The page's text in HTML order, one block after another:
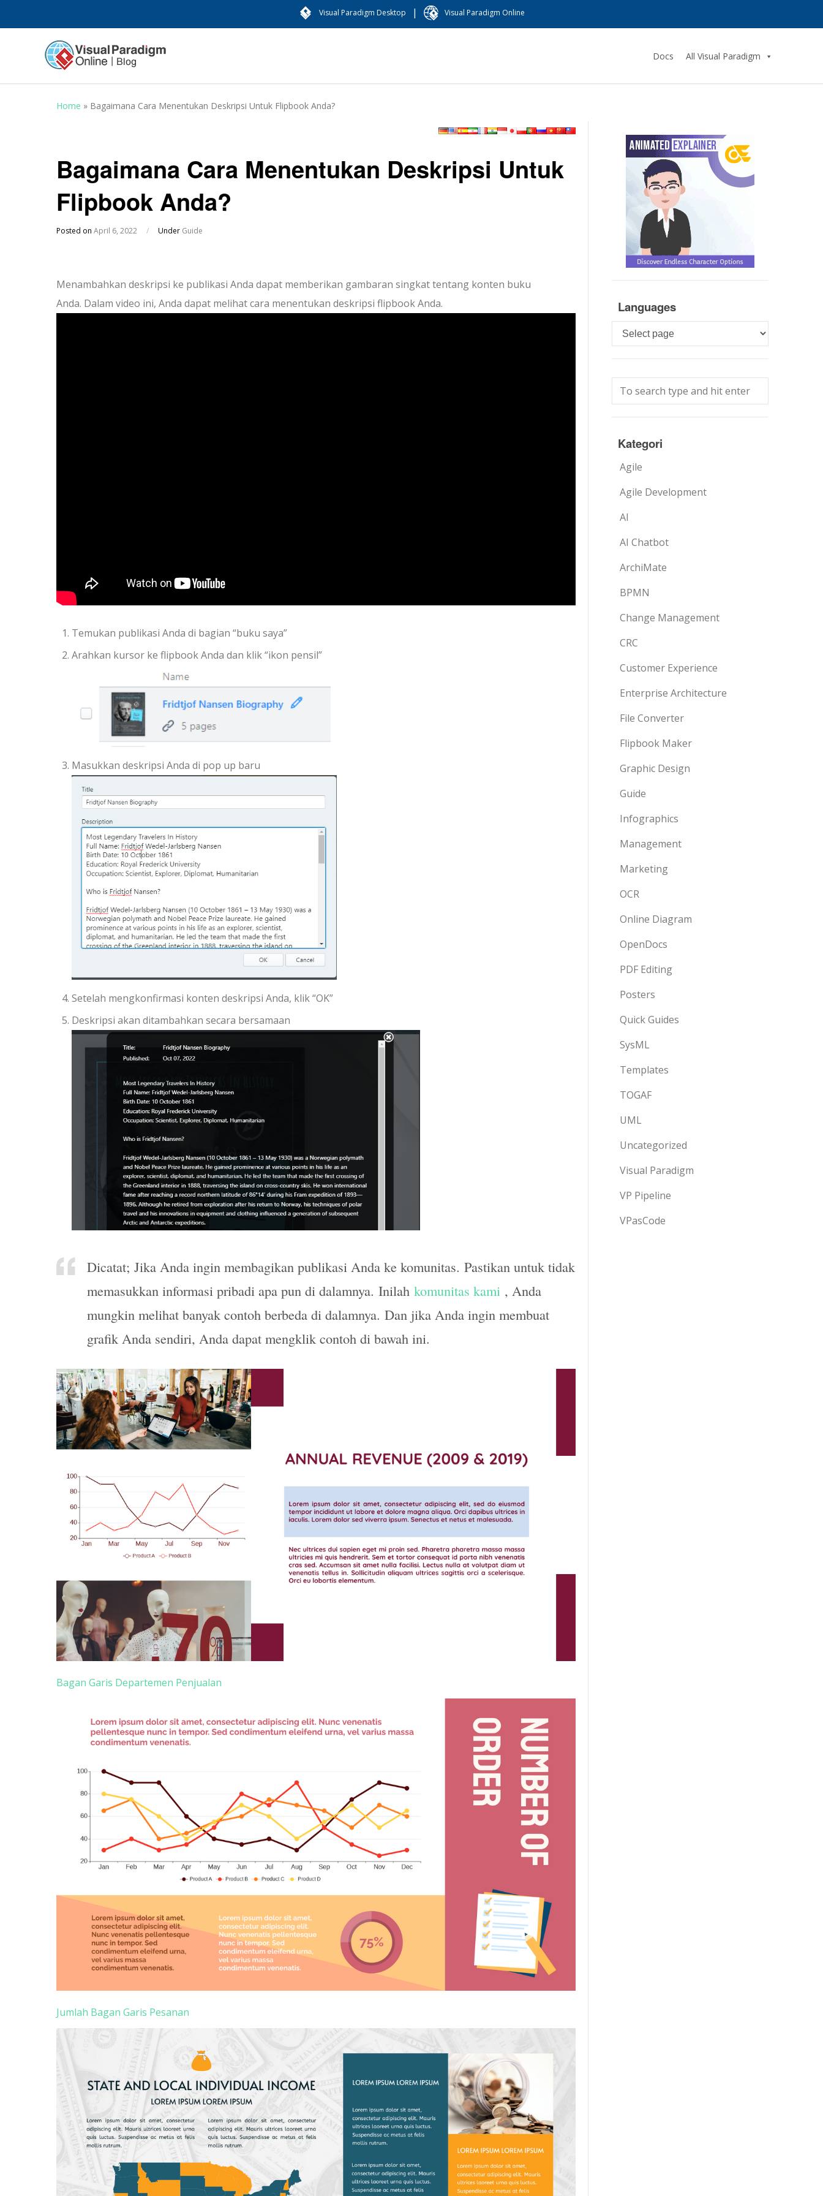
Visual Paradigm Desktop | Visual Paradigm Online
Docs All Visual Paradigm
Home » Bagaimana Cara Menentukan Deskripsi Untuk Flipbook Anda?
Bagaimana Cara Menentukan Deskripsi Untuk
Flipbook Anda?
Posted on April 6, 2022 / Under Guide
Menambahkan deskripsi ke publikasi Anda dapat memberikan gambaran singkat tentang konten buku
Anda. Dalam video ini, Anda dapat melihat cara menentukan deskripsi flipbook Anda.
Temukan publikasi Anda di bagian “buku saya”
Arahkan kursor ke flipbook Anda dan klik “ikon pensil”
Masukkan deskripsi Anda di pop up baru
Setelah mengkonfirmasi konten deskripsi Anda, klik “OK”
Deskripsi akan ditambahkan secara bersamaan
Dicatat; Jika Anda ingin membagikan publikasi Anda ke komunitas. Pastikan untuk tidak
memasukkan informasi pribadi apa pun di dalamnya. Inilah komunitas kami , Anda
mungkin melihat banyak contoh berbeda di dalamnya. Dan jika Anda ingin membuat
grafik Anda sendiri, Anda dapat mengklik contoh di bawah ini.
Bagan Garis Departemen Penjualan
Jumlah Bagan Garis Pesanan
Languages
Languages
Kategori
Agile
Agile Development
AI
AI Chatbot
ArchiMate
BPMN
Change Management
CRC
Customer Experience
Enterprise Architecture
File Converter
Flipbook Maker
Graphic Design
Guide
Infographics
Management
Marketing
OCR
Online Diagram
OpenDocs
PDF Editing
Posters
Quick Guides
SysML
Templates
TOGAF
UML
Uncategorized
Visual Paradigm
VP Pipeline
VPasCode